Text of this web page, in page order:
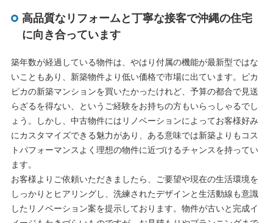
高品質なリフォームと丁寧な接客で沖縄の住宅
に向き合っています
築年数が経過している物件は、やはり付属の機能が最新型ではな
いこともあり、新築物件より低い価格で市場に出ています。ピカ
ピカの新築マンションを買いたかったけれど、予算の都合で見送
らざるを得ない、というご経験をお持ちの方もいらっしゃるでし
ょう。しかし、中古物件にはリノベーションによってお客様好み
にカスタマイズできる魅力があり、ある意味では新築よりもコス
トパフォーマンスよく理想の物件に近づけるチャンスを持ってい
ます。
お客様よりご依頼いただきましたら、ご要望や現在の生活環境を
しっかりとヒアリングし、洗練されたデザインと生活動線も意識
したリノベーション案を提示しております。物件が古いと完成イ